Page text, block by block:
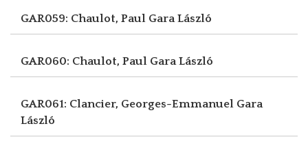
GAR059: Chaulot, Paul Gara László
GAR060: Chaulot, Paul Gara László
GAR061: Clancier, Georges-Emmanuel Gara
László